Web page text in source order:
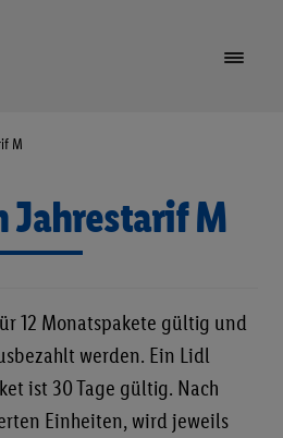
M
Jahrestarif M
12 Monatspakete gültig und
werden. Ein Lidl
ist 30 Tage gültig. Nach
Einheiten, wird jeweils